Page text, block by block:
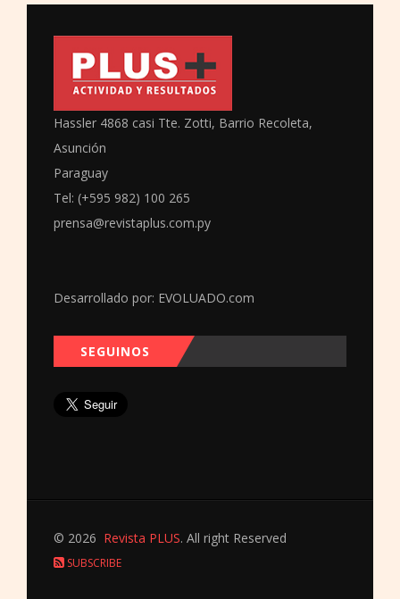
Hassler 4868 casi Tte. Zotti, Barrio Recoleta,
Asunción
Paraguay
Tel: (+595 982) 100 265
prensa@revistaplus.com.py
Desarrollado por: EVOLUADO.com
SEGUINOS
© 2026 Revista PLUS. All right Reserved
SUBSCRIBE